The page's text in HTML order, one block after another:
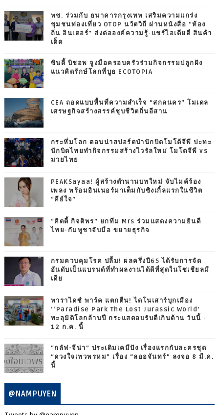
พช. ร่วมกับ ธนาคารกรุงเทพ เสริมความแกร่ง
ชุมชนท่องเที่ยว OTOP นวัตวิถี ผ่านหนังสือ “ท้อง
ถิ่น อินเตอร์” ส่งต่อองค์ความรู้-แชร์ไอเดียดี สินค้า
เด็ด
ซินดี้ บิชอพ จูงมือครอบครัวร่วมกิจกรรมปลูกฝัง
แนวคิดรักษ์โลกที่บูธ ECOTOPIA
CEA ถอดแบบพื้นที่ความสำเร็จ “สกลนคร” โมเดล
เศรษฐกิจสร้างสรรค์ชุบชีวิตถิ่นอีสาน
กระหึ่มโลก ดอนน่าสปอร์ตนำนักบิดโมโต้จีพี ปะทะ
นักบิดไทยทำกิจกรรมสร้างไวรัลใหม่ โมโตจีพี vs
มวยไทย
PEAKSayaa! ผู้สร้างตำนานบทใหม่ จับไมค์ร้อง
เพลง พร้อมอินเนอร์มาเต็มกับซิงเกิ้ลแรกในชีวิต
“คีย์ใจ”
“คิตตี้ กิจติพร” ยกทีม Mrs ร่วมแสดงความยินดี
ไทย-กัมพูชาจับมือ ขยายธุรกิจ
กรมควบคุมโรค ปลื้ม! ผลครึ่งปี65 ได้รับการจัด
อันดับเป็นแบรนด์ที่ทำผลงานได้ดีที่สุดในโซเชียลมี
เดีย
พาราไดซ์ พาร์ค แตกตื่น! ไดโนเสาร์บุกเมือง
‘‘Paradise Park The Lost Jurassic World’
ทะลุมิติโลกล้านปี กระแสตอบรับดีเกินต้าน วันนี้ -
12 ก.ค. นี้
“กลัฟ-จีน่า” ประเดิมเคมีปัง เรื่องแรกกับละครชุด
“ดวงใจเทวพรหม” เรื่อง “ลออจันทร์” ลงจอ 8 มี.ค.
นี้
@NAMPUYEN